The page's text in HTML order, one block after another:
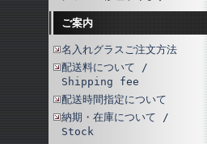
ご案内
名入れグラスご注文方法
配送料について /
Shipping fee
配送時間指定について
納期・在庫について /
Stock